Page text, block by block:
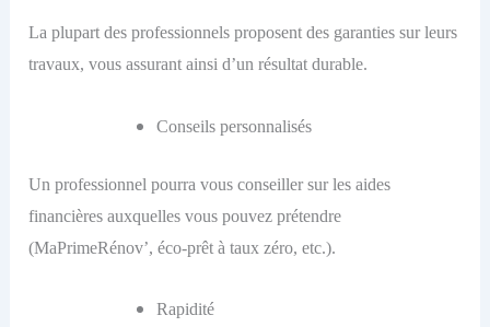
La plupart des professionnels proposent des garanties sur leurs
travaux, vous assurant ainsi d’un résultat durable.
Conseils personnalisés
Un professionnel pourra vous conseiller sur les aides
financières auxquelles vous pouvez prétendre
(MaPrimeRénov’, éco-prêt à taux zéro, etc.).
Rapidité